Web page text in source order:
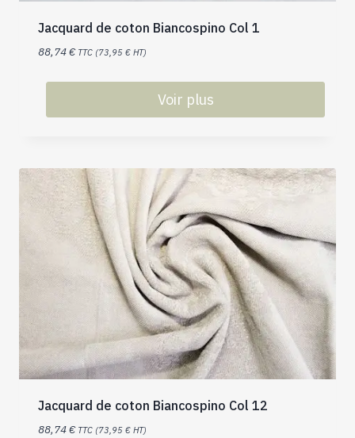
Jacquard de coton Biancospino Col 1
88,74€ TTC (73,95 € HT)
Voir plus
Jacquard de coton Biancospino Col 12
88,74€ TTC (73,95 € HT)